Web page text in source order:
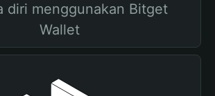
diri menggunakan Bitget
Wallet